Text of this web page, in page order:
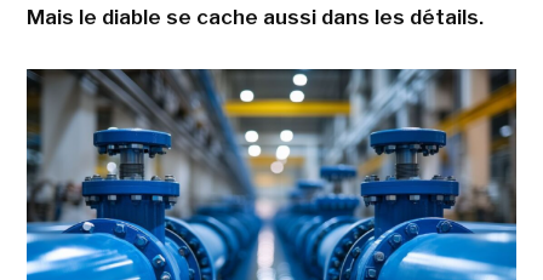
Mais le diable se cache aussi dans les détails.